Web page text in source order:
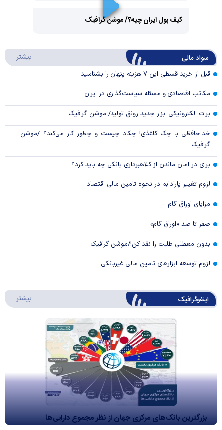
Video
کیف پول ایران چیه؟/ موشن گرافیک
سواد مالی بیشتر
قبل از خرید قسطی این ۷ هزینه پنهان را بشناسید
مکاتب اقتصادی و مسئله سیاست‌گذاری در ایران
برات الکترونیکی ابزار جدید رونق تولید/ موشن گرافیک
خداحافظی با چک کاغذی! چکاد چیست و چطور کار می‌کند؟ /موشن
گرافیک
برای در امان ماندن از کلاهبرداری بانکی چه باید کرد؟
لزوم تغییر پارادایم در نحوه تامین مالی اقتصاد
مزایای اوراق گام
صفر تا صد «اوراق گام»
بدون معطلی طلبت را نقد کن!/موشن گرافیک
لزوم توسعه ابزارهای تامین مالی غیربانکی
اینفوگرافیک بیشتر
بزرگترین بانک‌های مرکزی جهان از نظر مجموع دارایی‌ها